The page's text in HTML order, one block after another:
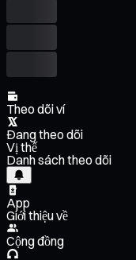
Theo dõi ví
Đang theo dõi
Vị thế
Danh sách theo dõi
App
Giới thiệu về
Cộng đồng